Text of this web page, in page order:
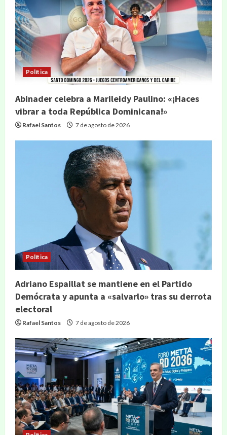
Política
Abinader celebra a Marileidy Paulino: «¡Haces
vibrar a toda República Dominicana!»
Rafael Santos 7 de agosto de 2026
Política
Adriano Espaillat se mantiene en el Partido
Demócrata y apunta a «salvarlo» tras su derrota
electoral
Rafael Santos 7 de agosto de 2026